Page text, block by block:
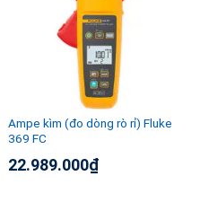
Ampe kìm (đo dòng rò rỉ) Fluke
369 FC
22.989.000₫